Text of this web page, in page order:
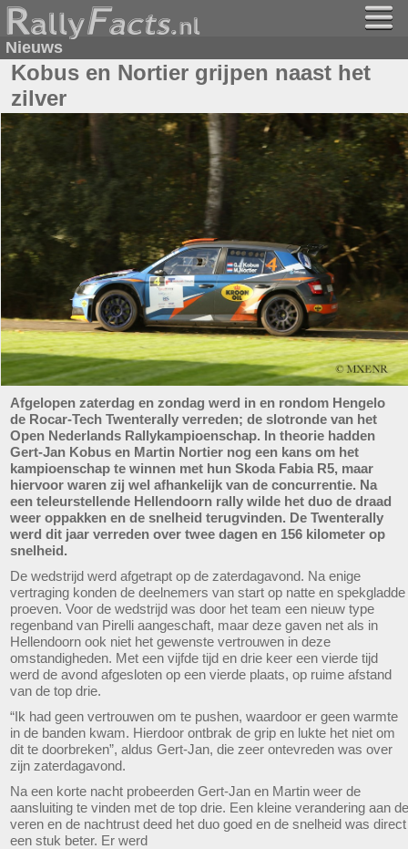
Nieuws
Kobus en Nortier grijpen naast het
zilver
Afgelopen zaterdag en zondag werd in en rondom Hengelo
de Rocar-Tech Twenterally verreden; de slotronde van het
Open Nederlands Rallykampioenschap. In theorie hadden
Gert-Jan Kobus en Martin Nortier nog een kans om het
kampioenschap te winnen met hun Skoda Fabia R5, maar
hiervoor waren zij wel afhankelijk van de concurrentie. Na
een teleurstellende Hellendoorn rally wilde het duo de draad
weer oppakken en de snelheid terugvinden. De Twenterally
werd dit jaar verreden over twee dagen en 156 kilometer op
snelheid.
De wedstrijd werd afgetrapt op de zaterdagavond. Na enige
vertraging konden de deelnemers van start op natte en spekgladde
proeven. Voor de wedstrijd was door het team een nieuw type
regenband van Pirelli aangeschaft, maar deze gaven net als in
Hellendoorn ook niet het gewenste vertrouwen in deze
omstandigheden. Met een vijfde tijd en drie keer een vierde tijd
werd de avond afgesloten op een vierde plaats, op ruime afstand
van de top drie.
“Ik had geen vertrouwen om te pushen, waardoor er geen warmte
in de banden kwam. Hierdoor ontbrak de grip en lukte het niet om
dit te doorbreken”, aldus Gert-Jan, die zeer ontevreden was over
zijn zaterdagavond.
Na een korte nacht probeerden Gert-Jan en Martin weer de
aansluiting te vinden met de top drie. Een kleine verandering aan de
veren en de nachtrust deed het duo goed en de snelheid was direct
een stuk beter. Er werd